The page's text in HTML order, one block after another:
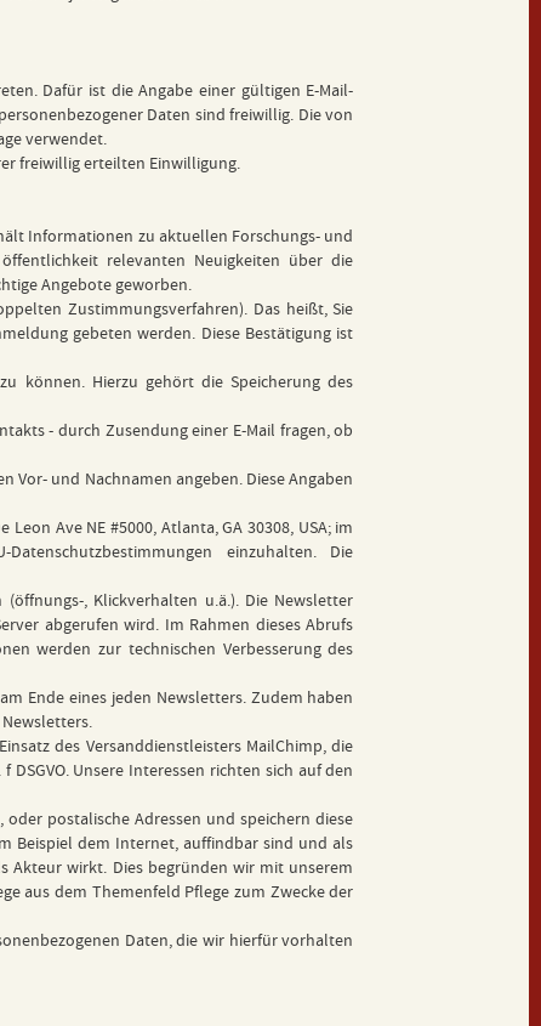
Dafür ist die Angabe einer gültigen E-Mail-
Daten sind freiwillig. Die von
verwendet.
freiwillig erteilten Einwilligung.
Informationen zu aktuellen Forschungs- und
relevanten Neuigkeiten über die
Angebote geworben.
Zustimmungsverfahren). Das heißt, Sie
gebeten werden. Diese Bestätigung ist
können. Hierzu gehört die Speicherung des
- durch Zusendung einer E-Mail fragen, ob
Vor- und Nachnamen angeben. Diese Angaben
Ave NE #5000, Atlanta, GA 30308, USA; im
einzuhalten. Die
, Klickverhalten u.ä.). Die Newsletter
abgerufen wird. Im Rahmen dieses Abrufs
werden zur technischen Verbesserung des
Ende eines jeden Newsletters. Zudem haben
des Versanddienstleisters MailChimp, die
Unsere Interessen richten sich auf den
oder postalische Adressen und speichern diese
Beispiel dem Internet, auffindbar sind und als
Akteur wirkt. Dies begründen wir mit unserem
aus dem Themenfeld Pflege zum Zwecke der
Daten, die wir hierfür vorhalten